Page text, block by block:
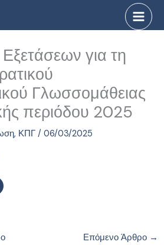
για τη
Γλωσσομάθειας
περιόδου 2025
, ΚΠΓ /06/03/2025
Επόμενο Άρθρο →